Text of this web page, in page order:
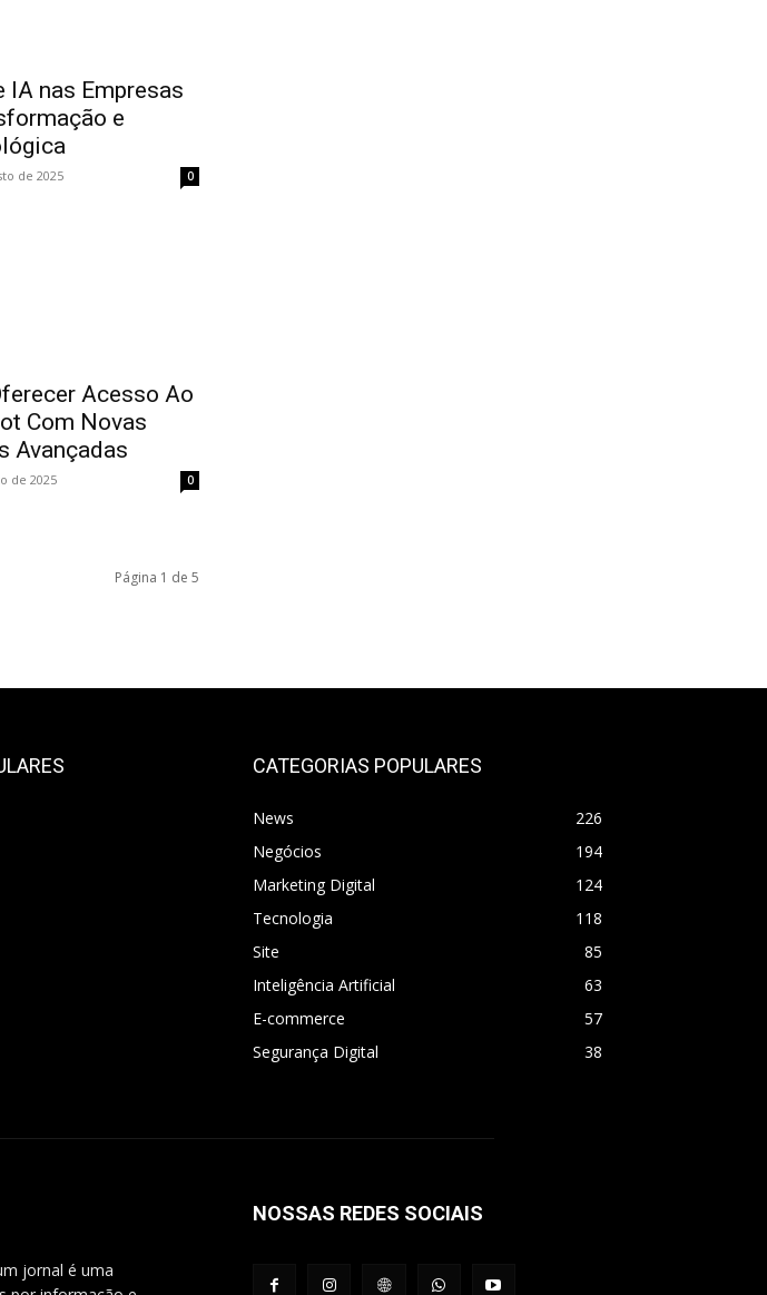
IA nas Empresas
e
de 2025 0
Acesso Ao
Com Novas
Avançadas
de 2025 0
Página 1 de 5
CATEGORIAS POPULARES
News
226
Negócios
194
Marketing Digital
124
Tecnologia
118
Site
85
Inteligência Artificial
63
E-commerce
57
Segurança Digital
38
jornal é uma
NOSSAS REDES SOCIAIS